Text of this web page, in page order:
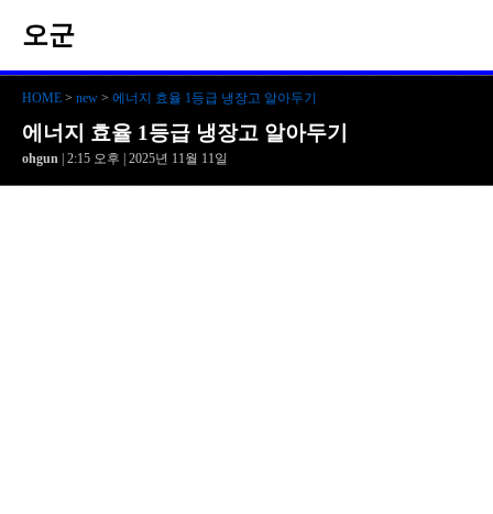
오군
HOME > new > 에너지 효율 1등급 냉장고 알아두기
에너지 효율 1등급 냉장고 알아두기
ohgun | 2:15 오후 | 2025년 11월 11일